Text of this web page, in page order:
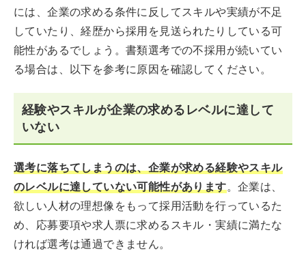
には、企業の求める条件に反してスキルや実績が不足
していたり、経歴から採用を見送られたりしている可
能性があるでしょう。書類選考での不採用が続いてい
る場合は、以下を参考に原因を確認してください。
経験やスキルが企業の求めるレベルに達して
いない
選考に落ちてしまうのは、企業が求める経験やスキル
のレベルに達していない可能性があります。企業は、
欲しい人材の理想像をもって採用活動を行っているた
め、応募要項や求人票に求めるスキル・実績に満たな
ければ選考は通過できません。